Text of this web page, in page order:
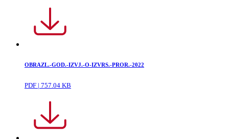
OBRAZL.-GOD.-IZVJ.-O-IZVRS.-PROR.-2022
PDF | 757.04 KB